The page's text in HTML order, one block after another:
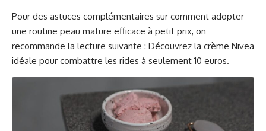
Pour des astuces complémentaires sur comment adopter
une routine peau mature efficace à petit prix, on
recommande la lecture suivante : Découvrez la crème Nivea
idéale pour combattre les rides à seulement 10 euros.